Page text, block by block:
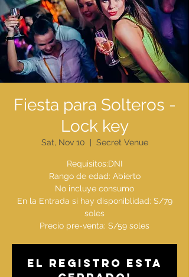
Fiesta para Solteros -
Lock key
Sat, Nov 10 Secret Venue
Requisitos:DNI
Rango de edad: Abierto
No incluye consumo
En la Entrada si hay disponiblidad: S/79
soles
El registro esta